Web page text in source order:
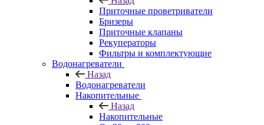
Приточные проветриватели
Бризеры
Приточные клапаны
Рекуператоры
Фильтры и комплектующие
Водонагреватели
Назад
Водонагреватели
Накопительные
Назад
Накопительные